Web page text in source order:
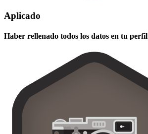
Aplicado
Haber rellenado todos los datos en tu perfil